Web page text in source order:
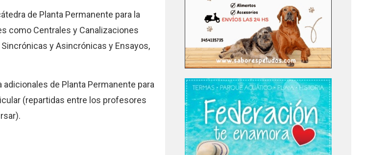
de Planta Permanente para la
como Centrales y Canalizaciones
y Asincrónicas y Ensayos,
de Planta Permanente para
(repartidas entre los profesores